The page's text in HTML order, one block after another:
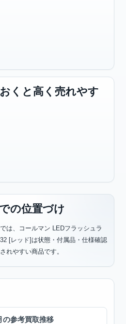
くと高く売れやす
の位置づけ
は、コールマン LEDフラッシュラ
[レッド]は状態・付属品・仕様確認
れやすい商品です。
の参考買取推移